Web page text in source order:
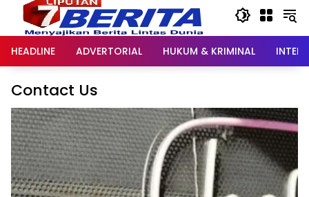
HEADLINE ADVERTORIAL HUKUM & KRIMINAL
Contact Us